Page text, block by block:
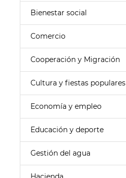
Bienestar social
Comercio
Cooperación y Migración
Cultura y fiestas populares
Economía y empleo
Educación y deporte
Gestión del agua